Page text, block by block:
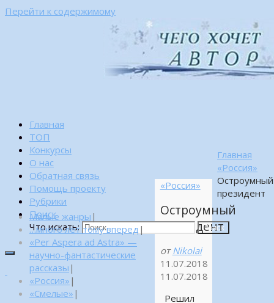
Перейти к содержимому
Главная
ТОП
Конкурсы
О нас
Обратная связь
Помощь проекту
Рубрики
Поиск
Что искать:
Поиск
Главная
«Россия»
Остроумный
президент
«Россия»
Остроумный
президент
от Nikolai
11.07.2018
11.07.2018
Решил
Малые жанры |
…много лет тому вперед |
«Per Aspera ad Astra» —
научно-фантастические
рассказы |
«Россия» |
«Смелые» |